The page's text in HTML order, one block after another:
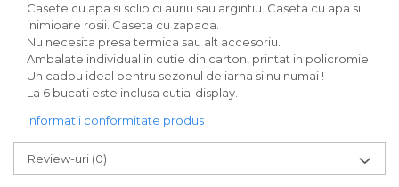
Casete cu apa si sclipici auriu sau argintiu. Caseta cu apa si
inimioare rosii. Caseta cu zapada.
Nu necesita presa termica sau alt accesoriu.
Ambalate individual in cutie din carton, printat in policromie.
Un cadou ideal pentru sezonul de iarna si nu numai !
La 6 bucati este inclusa cutia-display.
Informatii conformitate produs
Review-uri (0)